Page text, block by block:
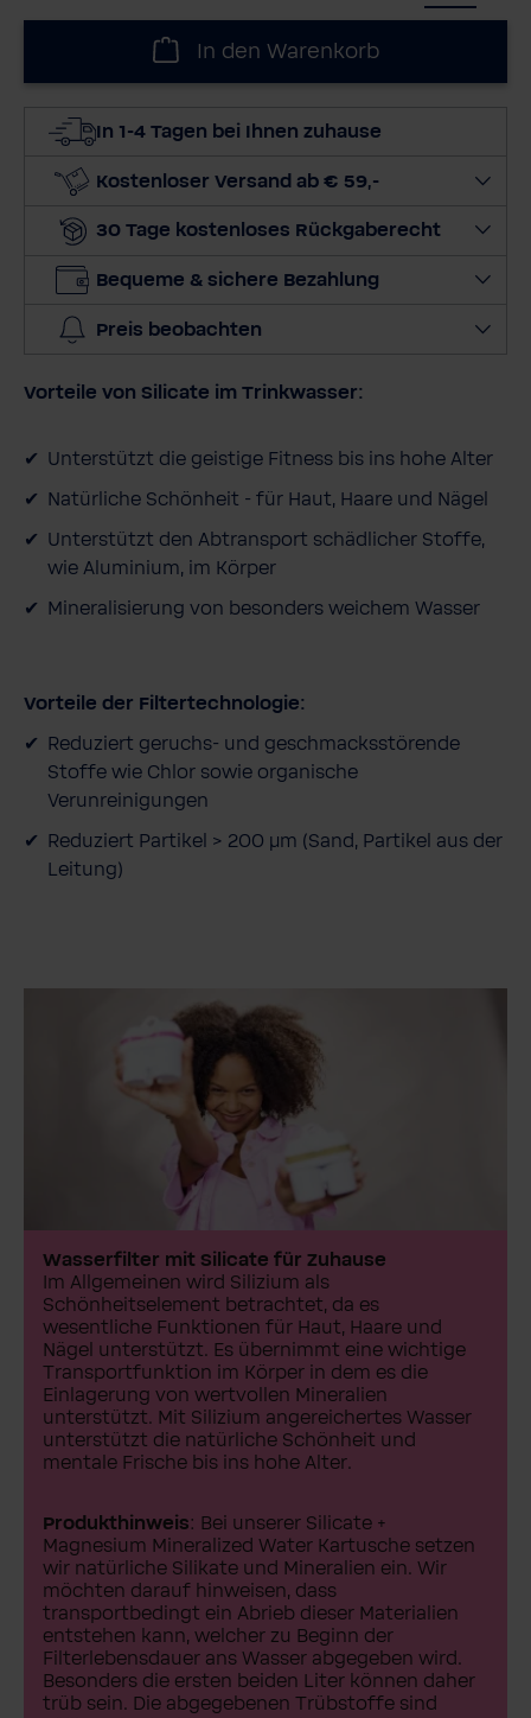
e
e
e
g
In den Warenkorb
In 1-4 Tagen bei Ihnen zuhause
Kostenloser Versand ab € 59,-
30 Tage kostenloses Rückgaberecht
Bequeme & sichere Bezahlung
Preis beobachten
Vorteile von Silicate im Trinkwasser:
Unterstützt die geistige Fitness bis ins hohe Alter
Natürliche Schönheit - für Haut, Haare und Nägel
Unterstützt den Abtransport schädlicher Stoffe,
wie Aluminium, im Körper
Mineralisierung von besonders weichem Wasser
Vorteile der Filtertechnologie:
Reduziert geruchs­- und geschmacksstörende
Stoffe wie Chlor sowie organische
Verunreinigungen
Reduziert Partikel > 200 μm (Sand, Partikel aus der
Leitung)
Wasserfilter mit Silicate für Zuhause
Im Allgemeinen wird Silizium als
Schönheitselement betrachtet, da es
wesentliche Funktionen für Haut, Haare und
Nägel unterstützt. Es übernimmt eine wichtige
Transportfunktion im Körper in dem es die
Einlagerung von wertvollen Mineralien
unterstützt. Mit Silizium angereichertes Wasser
unterstützt die natürliche Schönheit und
mentale Frische bis ins hohe Alter.
Produkthinweis: Bei unserer Silicate +
Magnesium Mineralized Water Kartusche setzen
wir natürliche Silikate und Mineralien ein. Wir
möchten darauf hinweisen, dass
transportbedingt ein Abrieb dieser Materialien
entstehen kann, welcher zu Beginn der
Filterlebensdauer ans Wasser abgegeben wird.
Besonders die ersten beiden Liter können daher
trüb sein. Die abgegebenen Trübstoffe sind